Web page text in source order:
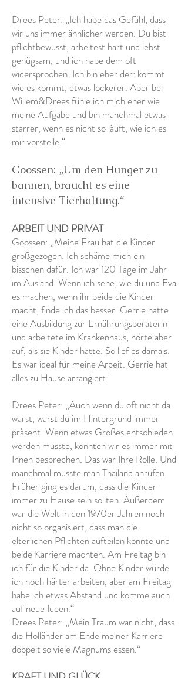
Drees Peter: „Ich habe das Gefühl, dass
wir uns immer ähnlicher werden. Du bist
pflichtbewusst, arbeitest hart und lebst
genügsam, und ich habe dem oft
widersprochen. Ich bin eher der: kommt
wie es kommt, etwas lockerer. Aber bei
Willem&Drees fühle ich mich eher wie
meine Aufgabe und bin manchmal etwas
starrer, wenn es nicht so läuft, wie ich es
mir vorstelle.“
Goossen: „Um den Hunger zu
bannen, braucht es eine
intensive Tierhaltung.“
ARBEIT UND PRIVAT
Goossen: „Meine Frau hat die Kinder
großgezogen. Ich schäme mich ein
bisschen dafür. Ich war 120 Tage im Jahr
im Ausland. Wenn ich sehe, wie du und Eva
es machen, wenn ihr beide die Kinder
macht, finde ich das besser. Gerrie hatte
eine Ausbildung zur Ernährungsberaterin
und arbeitete im Krankenhaus, hörte aber
auf, als sie Kinder hatte. So lief es damals.
Es war ideal für meine Arbeit. Gerrie hat
alles zu Hause arrangiert.'
Drees Peter: „Auch wenn du oft nicht da
warst, warst du im Hintergrund immer
präsent. Wenn etwas Großes entschieden
werden musste, konnten wir es immer mit
Ihnen besprechen. Das war Ihre Rolle. Und
manchmal musste man Thailand anrufen.
Früher ging es darum, dass die Kinder
immer zu Hause sein sollten. Außerdem
war die Welt in den 1970er Jahren noch
nicht so organisiert, dass man die
elterlichen Pflichten aufteilen konnte und
beide Karriere machten. Am Freitag bin
ich für die Kinder da. Ohne Kinder würde
ich noch härter arbeiten, aber am Freitag
habe ich etwas Abstand und komme auch
auf neue Ideen.“
Drees Peter: „Mein Traum war nicht, dass
die Holländer am Ende meiner Karriere
doppelt so viele Magnums essen.“